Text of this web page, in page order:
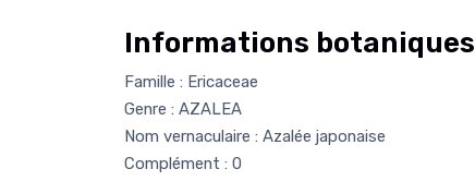
Informations botaniques
Famille : Ericaceae
Genre : AZALEA
Nom vernaculaire : Azalée japonaise
Complément : 0